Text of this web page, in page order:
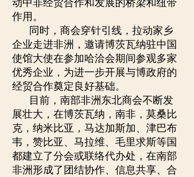
动中非经贸合作和发展的桥梁和纽带
作用。
同时，商会穿针引线，拉动家乡
企业走进非洲，邀请博茨瓦纳驻中国
使馆大使在参加哈洽会期间参观多家
优秀企业，为进一步开展与博政府的
经贸合作奠定良好基础。
目前，南部非洲东北商会不断发
展壮大，在博茨瓦纳，南非，莫桑比
克，纳米比亚，马达加斯加、津巴布
韦，赞比亚、马拉维、毛里求斯等国
都建立了分会或联络代办处，在南部
非洲形成了团结协作、信息共享、合